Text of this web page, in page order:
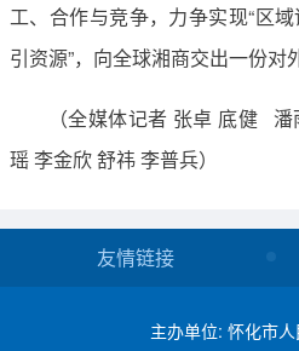
工、合作与竞争，力争实现“区
引资源”，向全球湘商交出一份对
（全媒体记者 张卓 底健
瑶 李金欣 舒祎 李普兵）
友情链接
主办单位: 怀化市